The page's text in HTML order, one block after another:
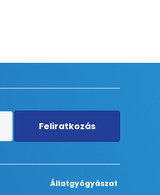
Feliratkozás
Állatgyógyászat